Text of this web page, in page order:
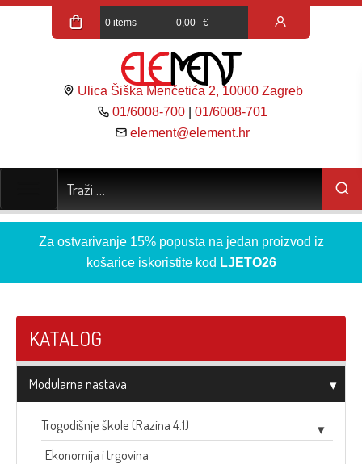
0 items 0,00 €
Ulica Šiška Menčetića 2, 10000 Zagreb
01/6008-700 |01/6008-701
element@element.hr
Za ostvarivanje 15% popusta na jedan proizvod iz
košarice iskoristite kod LJETO26
KATALOG
Modularna nastava
Trogodišnje škole (Razina 4.1)
Ekonomija i trgovina